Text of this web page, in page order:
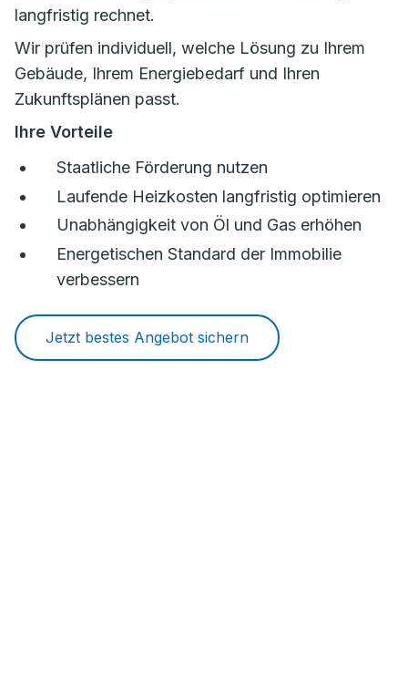
langfristig rechnet.
Wir prüfen individuell, welche Lösung zu Ihrem
Gebäude, Ihrem Energiebedarf und Ihren
Zukunftsplänen passt.
Ihre Vorteile
Staatliche Förderung nutzen
Laufende Heizkosten langfristig optimieren
Unabhängigkeit von Öl und Gas erhöhen
Energetischen Standard der Immobilie
verbessern
Jetzt bestes Angebot sichern